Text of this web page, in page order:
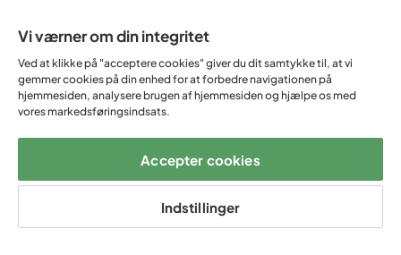
Mine sider.
Alt dette og meget mere:
•Alle dine køb samlet ét sted
•Personlige tilbud
•Gratis og fuldt digitalt
14 dages
Fast lav
Op til 20 års
Vi værner om din integritet
Ved at klikke på "acceptere cookies" giver du dit samtykke til, at vi
gemmer cookies på din enhed for at forbedre navigationen på
hjemmesiden, analysere brugen af hjemmesiden og hjælpe os med
vores markedsføringsindsats.
Accepter cookies
Indstillinger